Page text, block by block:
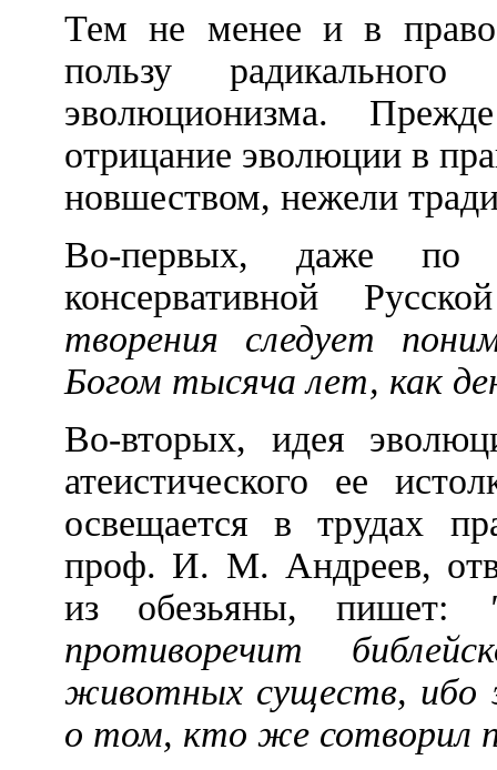
Тем не менее и в
пользу
эволюционизма.
отрицание эволюции в
новшеством, нежели
Во-первых, даже по
консервативной
творения следует
Богом тысяча лет, как
Во-вторых, идея
атеистического ее
освещается в трудах
проф. И. М. Андреев,
из обезьяны, пишет:
противоречит
животных существ, ибо
о том, кто же сотворил